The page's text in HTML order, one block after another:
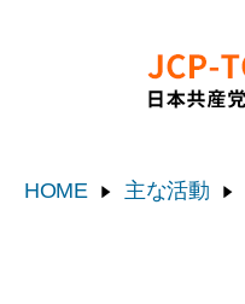
HOME 主な活動